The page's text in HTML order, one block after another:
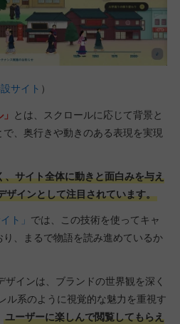
サイト ）
とは、スクロールに応じて背景と
、奥行きや動きのある表現を実現
、サイト全体に動きと面白みを与え
ザインとして注目されています。
ト」 では、この技術を使ってキャ
、まるで物語を読み進めているか
ザインは、ブランドの世界観を深く
ル系のように視覚的な魅力を重視す
ユーザーに楽しんで閲覧してもらえ